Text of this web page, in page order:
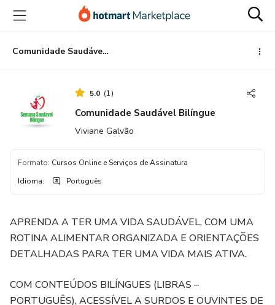
para
conteúdo
principal
para
pagamento
para
rodapé
Comunidade Saudável Bilíngue
5.0 (1)
Comunidade Saudável Bilíngue
Viviane Galvão
Formato: Cursos Online e Serviços de Assinatura
Idioma: Português
APRENDA A TER UMA VIDA SAUDÁVEL, COM UMA
ROTINA ALIMENTAR ORGANIZADA E ORIENTAÇÕES
DETALHADAS PARA TER UMA VIDA MAIS ATIVA.
COM CONTEÚDOS BILÍNGUES (LIBRAS –
PORTUGUÊS), ACESSÍVEL A SURDOS E OUVINTES DE